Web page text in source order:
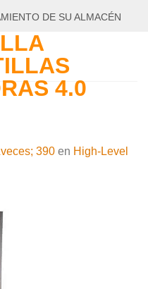
DE SU ALMACÉN
390 en High-Level